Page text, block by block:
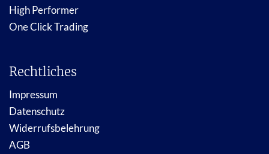
High Performer
One Click Trading
Rechtliches
Impressum
Datenschutz
Widerrufsbelehrung
AGB